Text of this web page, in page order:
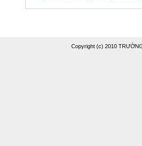
Copyright (c) 2010